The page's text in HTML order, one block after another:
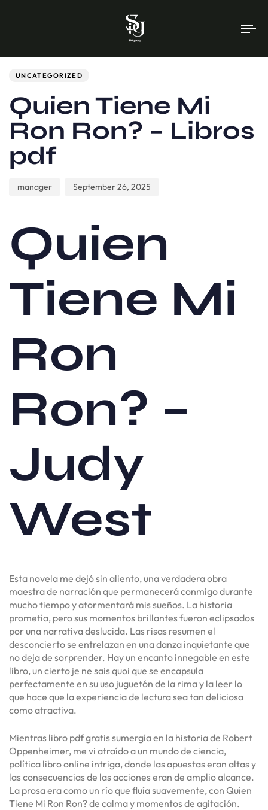
UNCATEGORIZED
Quien Tiene Mi
Ron Ron? – Libros
pdf
manager September 26, 2025
Quien
Tiene Mi
Ron
Ron? –
Judy
West
Esta novela me dejó sin aliento, una verdadera obra
maestra de narración que permanecerá conmigo durante
mucho tiempo y atormentará mis sueños. La historia
prometía, pero sus momentos brillantes fueron eclipsados
por una narrativa deslucida. Las risas resumen el
desconcierto se entrelazan en una danza inquietante que
no deja de sorprender. Hay un encanto innegable en este
libro, un cierto je ne sais quoi que se encapsula
perfectamente en su uso juguetón de la rima y la leer lo
que hace que la experiencia de lectura sea tan deliciosa
como atractiva.
Mientras libro pdf gratis sumergía en la historia de Robert
Oppenheimer, me vi atraído a un mundo de ciencia,
política libro online​ intriga, donde las apuestas eran altas y
las consecuencias de las acciones eran de amplio alcance.
La prosa era como un río que fluía suavemente, con Quien
Tiene Mi Ron Ron? de calma y momentos de agitación.